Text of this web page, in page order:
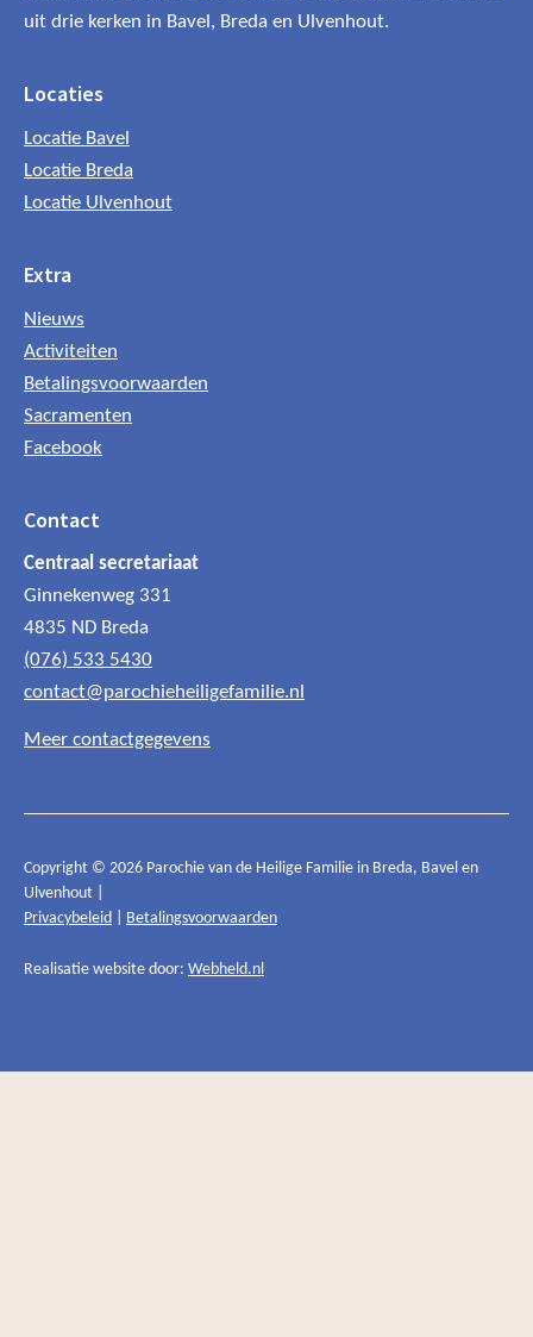
uit drie kerken in Bavel, Breda en Ulvenhout.
Locaties
Locatie Bavel
Locatie Breda
Locatie Ulvenhout
Extra
Nieuws
Activiteiten
Betalingsvoorwaarden
Sacramenten
Facebook
Contact
Centraal secretariaat
Ginnekenweg 331
4835 ND Breda
(076) 533 5430
contact@parochieheiligefamilie.nl
Meer contactgegevens
Copyright © 2026 Parochie van de Heilige Familie in Breda, Bavel en
Ulvenhout |
Privacybeleid
Betalingsvoorwaarden
Realisatie website door: Webheld.nl